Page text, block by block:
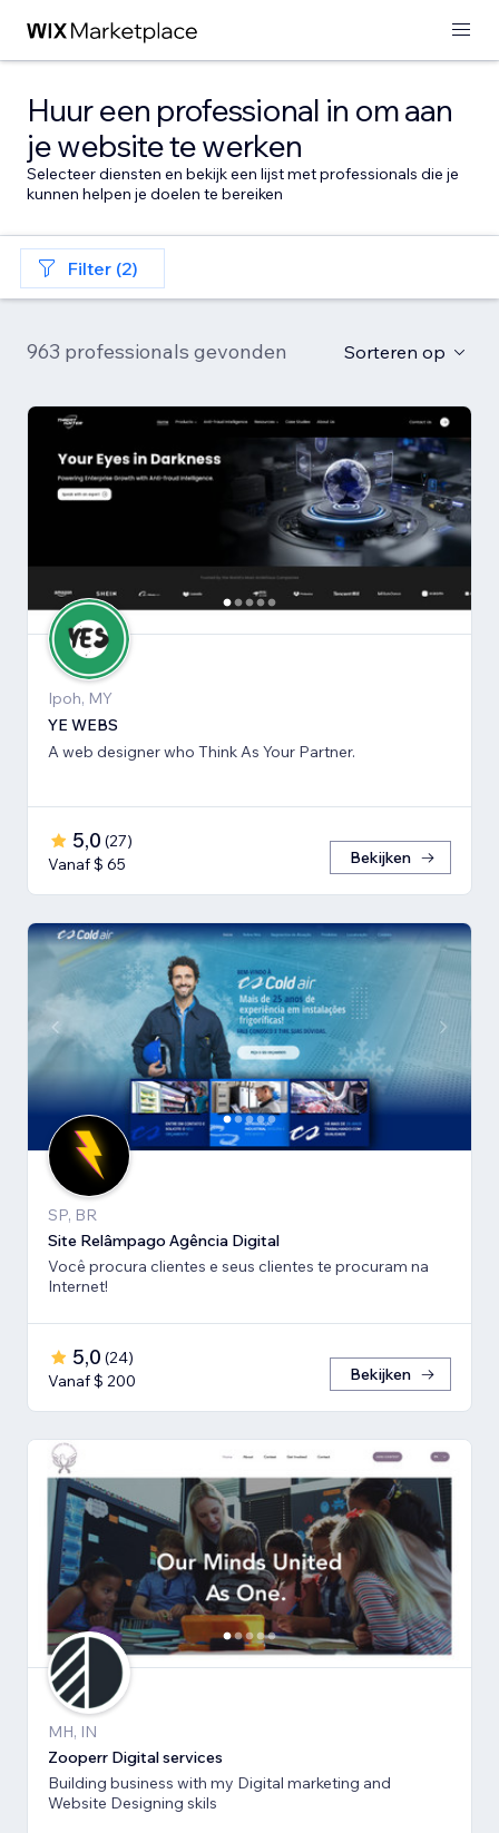
Huur een professional in om aan
je website te werken
Selecteer diensten en bekijk een lijst met professionals die je
kunnen helpen je doelen te bereiken
Filter (2)
963 professionals gevonden Sorteren op
Ipoh, MY
YE WEBS
A web designer who Think As Your Partner.
5,0 (27)
Vanaf $ 65
Bekijken
SP, BR
Site Relâmpago Agência Digital
Você procura clientes e seus clientes te procuram na
Internet!
5,0 (24)
Vanaf $ 200
Bekijken
MH, IN
Zooperr Digital services
Building business with my Digital marketing and
Website Designing skils